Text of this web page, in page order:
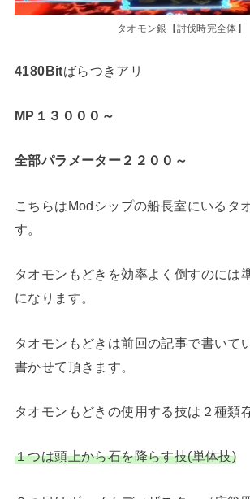
タオモン銀【討伐時完全体】
4180Bitばらつきアリ
MP１３０００～
全部パラメーター２２００～
こちらはModシップの船長室にいるタ
す。
タオモンもどきを効率よく倒すのには
になります。
タオモンもどきは前回の記事で書いて
書かせて頂きます。
タオモンもどきの使用する技は２種類
１つは頭上から石を降らす技(単体技)